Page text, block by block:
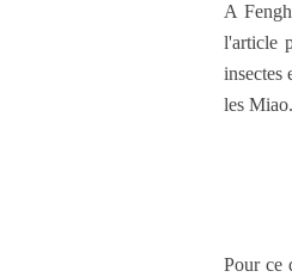
A
l'article
insectes
les Miao.
Pour ce